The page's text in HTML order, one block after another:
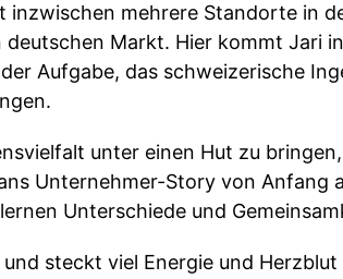
mehrere Standorte in
Markt. Hier kommt Jari
Aufgabe, das schweizerische
unter einen Hut zu
Unternehmer-Story von Anfang
Unterschiede und
steckt viel Energie und